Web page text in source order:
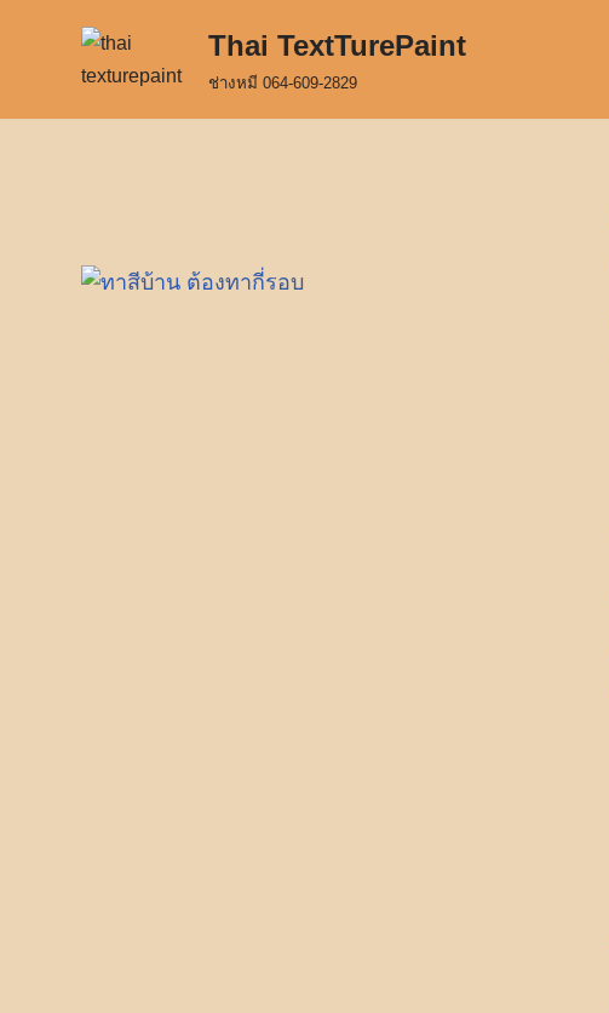
Thai TextTurePaint
ช่างหมี 064-609-2829